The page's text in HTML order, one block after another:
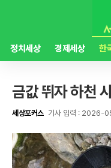
정치세상 경제세상 한
금값 뛰자 하천
세상포커스 기사 입력 : 2026-